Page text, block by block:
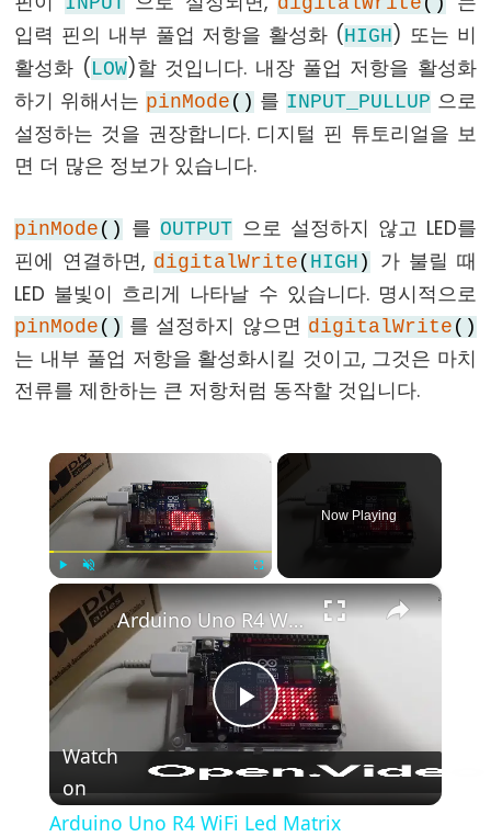
for
goto
if
return
switch
while
Further
Syntax
#define
#include
(include)
입력 핀의 내부 풀업 저항을 활성화 (HIGH) 또는 비
활성화 ( LOW)할 것입니다. 내장 풀업 저항을 활성화
하기 위해서는 pinMode () 를 INPUT_PULLUP 으로
설정하는 것을 권장합니다. 디지털 핀 튜토리얼을 보
면 더 많은 정보가 있습니다.
pinMode () 를 OUTPUT 으로 설정하지 않고 LED를
핀에 연결하면, digitalWrite ( HIGH )
가 불릴 때
LED 불빛이 흐리게 나타날 수 있습니다. 명시적으로
pinMode () 를 설정하지 않으면 digitalWrite ()
는 내부 풀업 저항을 활성화시킬 것이고, 그것은 마치
전류를 제한하는 큰 저항처럼 동작할 것입니다.
Unmute
Now Playing
×
Play
Arduino Uno R4 WiFi Led Matrix
Watch
on
Arduino Uno R4 WiFi Led Matrix